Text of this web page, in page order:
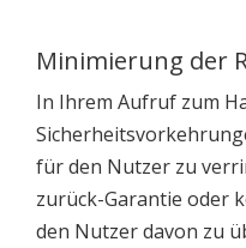
Minimierung der
In Ihrem Aufruf zum
für den Nutzer zu
zurück-Garantie oder
den Nutzer davon zu